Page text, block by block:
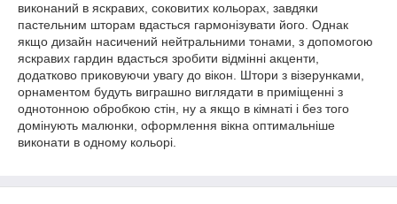
виконаний в яскравих, соковитих кольорах, завдяки
пастельним шторам вдасться гармонізувати його. Однак
якщо дизайн насичений нейтральними тонами, з допомогою
яскравих гардин вдасться зробити відмінні акценти,
додатково приковуючи увагу до вікон. Штори з візерунками,
орнаментом будуть виграшно виглядати в приміщенні з
однотонною обробкою стін, ну а якщо в кімнаті і без того
домінують малюнки, оформлення вікна оптимальніше
виконати в одному кольорі.